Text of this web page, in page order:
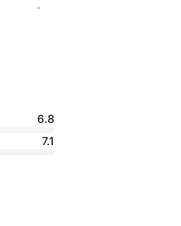
查看客房供應情況
6.8
7.1